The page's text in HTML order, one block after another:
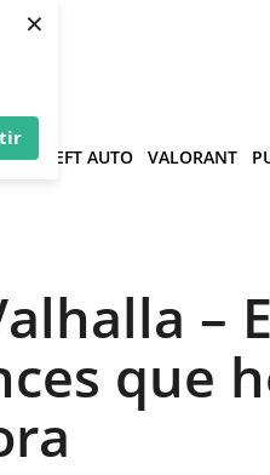
×
THEFT AUTO VALORANT
–
que